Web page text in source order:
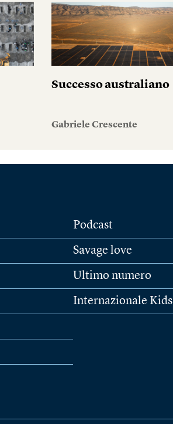
Successo australiano
Gabriele Crescente
Podcast
Savage love
Ultimo numero
Internazionale Kids